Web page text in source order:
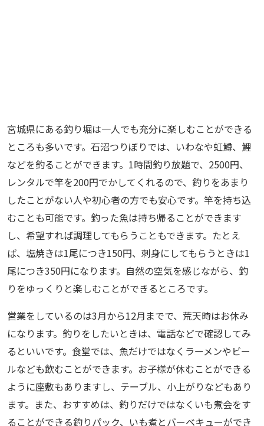
宮城県にある釣り堀は一人でも充分に楽しむことができる
ところも多いです。石沼つりぼりでは、いわなや虹鱒、鯉
などを釣ることができます。1時間釣り放題で、2500円、
レンタルで竿を200円でかしてくれるので、釣りをあまり
したことがない人や初心者の方でも安心です。竿を持ち込
むことも可能です。釣った魚は持ち帰ることができます
し、希望すれば調理してもらうこともできます。たとえ
ば、塩焼きは1尾につき150円、刺身にしてもらうときは1
尾につき350円になります。自然の空気を感じながら、釣
りをゆっくりと楽しむことができるところです。
営業をしているのは3月から12月までで、荒天時はお休み
になります。釣りをしたいときは、電話などで確認してみ
るといいです。食堂では、魚だけではなくラーメンやビー
ルなども飲むことができます。お子様が休むことができる
ように座敷もありますし、テーブル、小上がりなどもあり
ます。また、おすすめは、釣りだけではなくいも煮会をす
ることができる釣りパック、いも煮とバーベキューができ